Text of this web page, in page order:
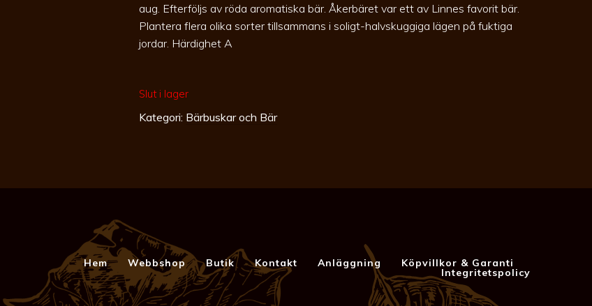
aug. Efterföljs av röda aromatiska bär. Åkerbäret var ett av Linnes favorit bär.
Plantera flera olika sorter tillsammans i soligt-halvskuggiga lägen på fuktiga
jordar. Härdighet A
Slut i lager
Kategori: Bärbuskar och Bär
Hem Webbshop Butik Kontakt Anläggning Köpvillkor & Garanti
Integritetspolicy